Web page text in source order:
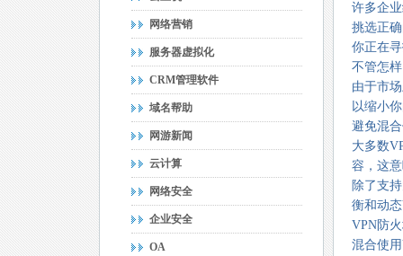
网络营销
服务器虚拟化
CRM管理软件
域名帮助
网游新闻
云计算
网络安全
企业安全
OA
许多企
挑选正
你正在
不管怎
由于市
以缩小
避免混
大多数
容，这
除了支
衡和动
VPN防
混合使